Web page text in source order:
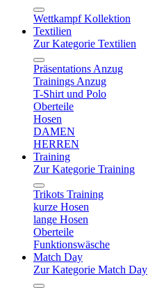
Wettkampf Kollektion
Textilien
Zur Kategorie Textilien
Präsentations Anzug
Trainings Anzug
T-Shirt und Polo
Oberteile
Hosen
DAMEN
HERREN
Training
Zur Kategorie Training
Trikots Training
kurze Hosen
lange Hosen
Oberteile
Funktionswäsche
Match Day
Zur Kategorie Match Day